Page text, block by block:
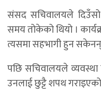
संसद सचिवालयले
समय तोकेको थियो ।
त्यसमा सहभागी हुन
पछि सचिवालयले व्यवस्था
उनलाई छुट्टै शपथ गराइएको